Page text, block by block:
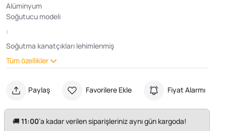
Alüminyum
Soğutucu modeli
:
Soğutma kanatçıkları lehimlenmiş
Tüm özellikler
Paylaş Favorilere Ekle Fiyat Alarmı
🚚11:00’a kadar verilen siparişleriniz aynı gün kargoda!